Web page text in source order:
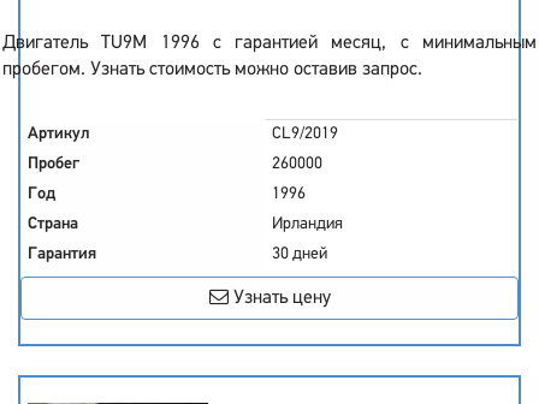
Двигатель TU9M 1996 с гарантией месяц, с минимальным
пробегом. Узнать стоимость можно оставив запрос.
Артикул
CL9/2019
Пробег
260000
Год
1996
Страна
Ирландия
Гарантия
30 дней
Узнать цену